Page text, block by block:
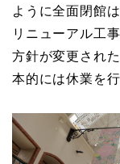
ように全面閉館
リニューアル工
方針が変更され
本的には休業を